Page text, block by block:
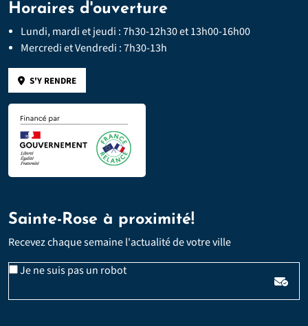
Horaires d'ouverture
Lundi, mardi et jeudi : 7h30-12h30 et 13h00-16h00
Mercredi et Vendredi : 7h30-13h
S'Y RENDRE
Sainte-Rose à proximité!
Recevez chaque semaine l'actualité de votre ville
Je ne suis pas un robotEmail